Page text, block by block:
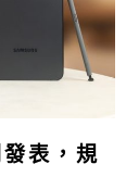
表，規